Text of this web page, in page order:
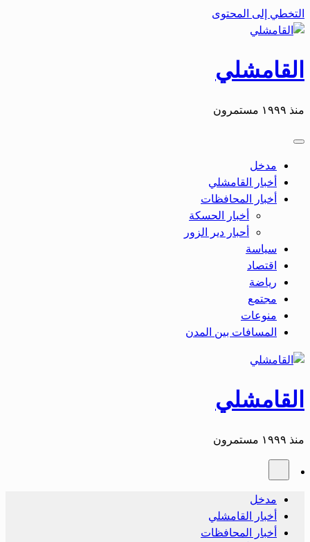
التخطي إلى المحتوى
القامشلي
منذ ١٩٩٩ مستمرون
مدخل
أخبار القامشلي
أخبار المحافظات
أخبار الحسكة
أحبار دير الزور
سياسة
اقتصاد
رياضة
مجتمع
منوعات
المسافات بين المدن
القامشلي
منذ ١٩٩٩ مستمرون
مدخل
أخبار القامشلي
أخبار المحافظات